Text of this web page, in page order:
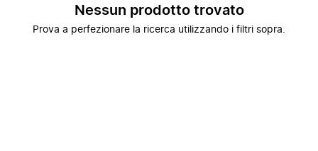
Nessun prodotto trovato
Prova a perfezionare la ricerca utilizzando i filtri sopra.